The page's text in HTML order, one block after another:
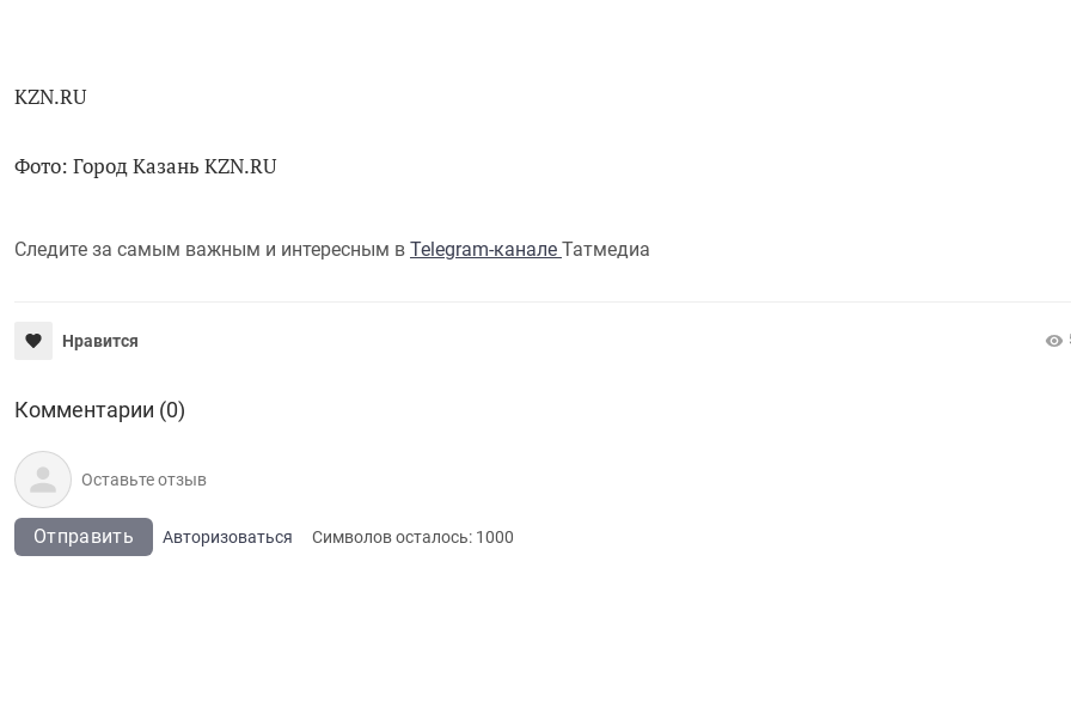
KZN.RU
Фото: Город Казань KZN.RU
Следите за самым важным и интересным в Telegram-канале Татмедиа
Нравится
Комментарии (0)
Отправить Авторизоваться Символов осталось: 1000